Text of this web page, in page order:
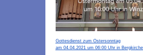
Gottesdienst zum Ostersonntag
am 04.04.2021 um 06:00 Uhr in